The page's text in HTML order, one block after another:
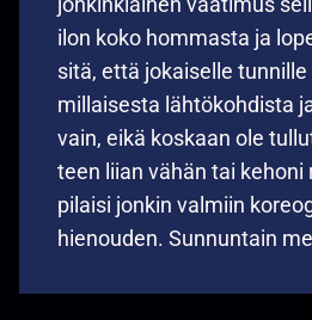
jonkinklainen vaatimus
ilon koko hommasta ja
sitä, että jokaiselle
millaisesta lähtökohdista
vain, eikä koskaan ole
teen liian vähän tai
pilaisi jonkin valmiin
hienouden. Sunnuntain